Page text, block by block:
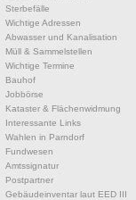
Sterbefälle
Wichtige Adressen
Abwasser und Kanalisation
Müll & Sammelstellen
Wichtige Termine
Bauhof
Jobbörse
Kataster & Flächenwidmung
Interessante Links
Wahlen in Parndorf
Fundwesen
Amtssignatur
Postpartner
Gebäudeinventar laut EED III